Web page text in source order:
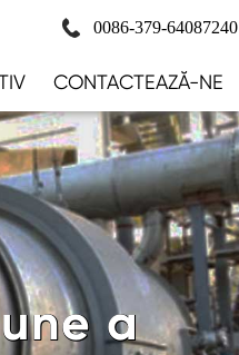
0086-379-64087240
CONTACTEAZĂ-NE
a